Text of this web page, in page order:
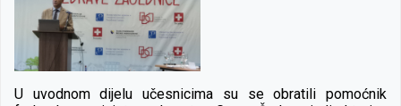
U uvodnom dijelu učesnicima su se obratili pomoćnik